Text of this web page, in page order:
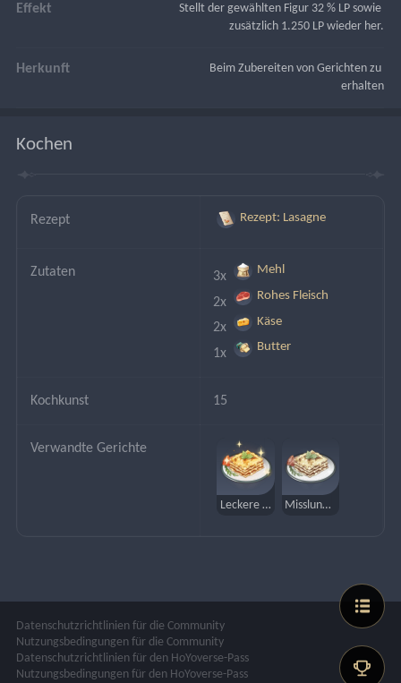
Effekt
Stellt der gewählten Figur 32 % LP sowie
zusätzlich 1.250 LP wieder her.
Herkunft
Beim Zubereiten von Gerichten zu
erhalten
Kochen
Rezept Rezept: Lasagne
Zutaten 3x Mehl
2x Rohes Fleisch
2x Käse
1x Butter
Kochkunst 15
Verwandte Gerichte
Leckere Lasagne Misslungene Lasagne
Datenschutzrichtlinien für die Community
Nutzungsbedingungen für die Community
Datenschutzrichtlinien für den HoYoverse-Pass
Nutzungsbedingungen für den HoYoverse-Pass